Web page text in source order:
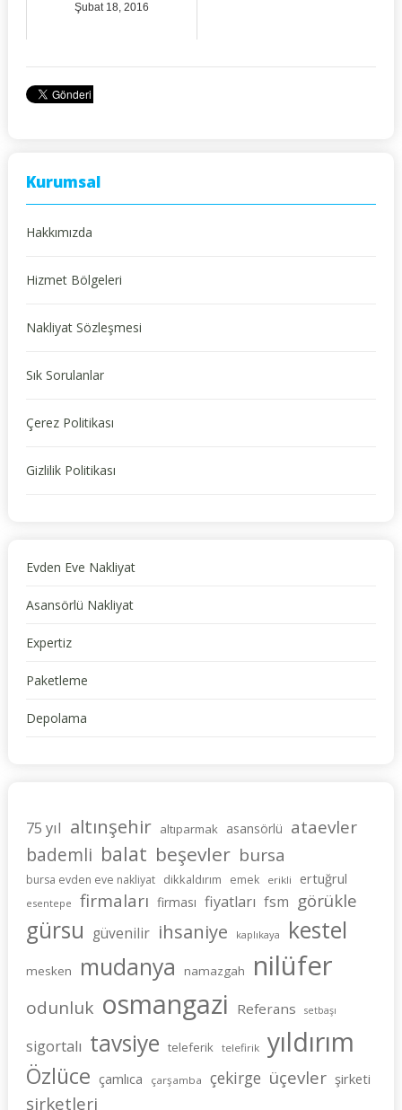
Şubat 18, 2016
Kurumsal
Hakkımızda
Hizmet Bölgeleri
Nakliyat Sözleşmesi
Sık Sorulanlar
Çerez Politikası
Gizlilik Politikası
Evden Eve Nakliyat
Asansörlü Nakliyat
Expertiz
Paketleme
Depolama
75 yıl altınşehir altıparmak asansörlü ataevler
bademli balat beşevler bursa
bursa evden eve nakliyat dikkaldırım emek erikli ertuğrul
esentepe firmaları firması fiyatları fsm görükle
gürsu güvenilir ihsaniye kaplıkaya kestel
mesken mudanya namazgah nilüfer
odunluk osmangazi Referans setbaşı
sigortalı tavsiye teleferik telefirik yıldırım
Özlüce çamlıca çarşamba çekirge üçevler şirketi
şirketleri